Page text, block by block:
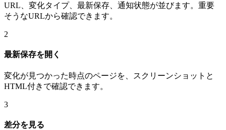
URL、変化タイプ、最新保存、通知状態が並びます。重要
そうなURLから確認できます。
2
最新保存を開く
変化が見つかった時点のページを、スクリーンショットと
HTML付きで確認できます。
3
差分を見る